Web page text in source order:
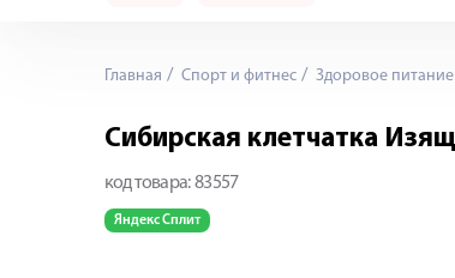
Главная Спорт и фитнес Здоровое питание
Сибирская клетчатка
код товара: 83557
Яндекс Сплит